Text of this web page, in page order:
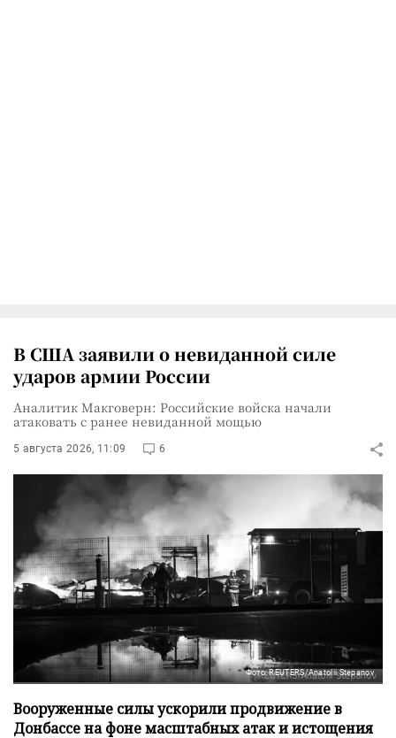
В США заявили о невиданной силе
ударов армии России
Аналитик Макговерн: Российские войска начали
атаковать с ранее невиданной мощью
5 августа 2026, 11:09 6
Фото: REUTERS/Anatolii Stepanov
Вооруженные силы ускорили продвижение в
Донбассе на фоне масштабных атак и истощения